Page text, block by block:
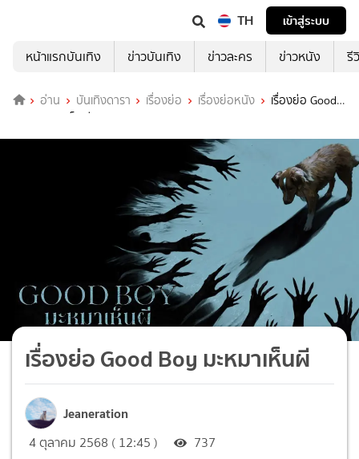
TH
เข้าสู่ระบบ
หน้าแรกบันเทิง
ข่าวบันเทิง ข่าวละคร ข่าวหนัง รี
อ่าน บันเทิงดารา เรื่องย่อ เรื่องย่อหนัง
เรื่องย่อ Good
Boy มะหมาเห็นผี
เรื่องย่อ Good Boy มะหมาเห็นผี
Jeaneration
4 ตุลาคม 2568 ( 12:45 ) 737